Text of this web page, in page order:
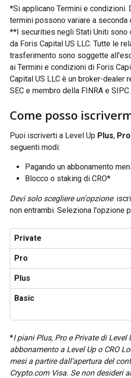
*Si applicano Termini e
termini possono variare a seconda
**I securities negli Stati Uniti
da Foris Capital US LLC. Tutte le
trasferimento sono soggette
ai Termini e condizioni di Foris
Capital US LLC è un broker-dealer
SEC e membro della FINRA e SIPC.
Come posso
Puoi iscriverti a Level Up Plus, Pro
seguenti modi:
Pagando un abbonamento
Blocco o staking di CRO*
Devi solo scegliere un'opzione:
non entrambi. Seleziona l'opzione
Private
Pro
Plus
Basic
*I piani Plus, Pro e Private di Level
abbonamento a Level Up o CRO
mesi a partire dall’apertura del
Crypto.com Visa. Se non desideri